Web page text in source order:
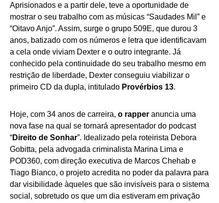
Aprisionados e a partir dele, teve a oportunidade de
mostrar o seu trabalho com as músicas “Saudades Mil” e
“Oitavo Anjo”. Assim, surge o grupo 509E, que durou 3
anos, batizado com os números e letra que identificavam
a cela onde viviam Dexter e o outro integrante. Já
conhecido pela continuidade do seu trabalho mesmo em
restrição de liberdade, Dexter conseguiu viabilizar o
primeiro CD da dupla, intitulado Provérbios 13.
Hoje, com 34 anos de carreira, o rapper anuncia uma
nova fase na qual se tornará apresentador do podcast
“Direito de Sonhar”. Idealizado pela roteirista Debora
Gobitta, pela advogada criminalista Marina Lima e
POD360, com direção executiva de Marcos Chehab e
Tiago Bianco, o projeto acredita no poder da palavra para
dar visibilidade àqueles que são invisíveis para o sistema
social, sobretudo os que um dia estiveram em privação